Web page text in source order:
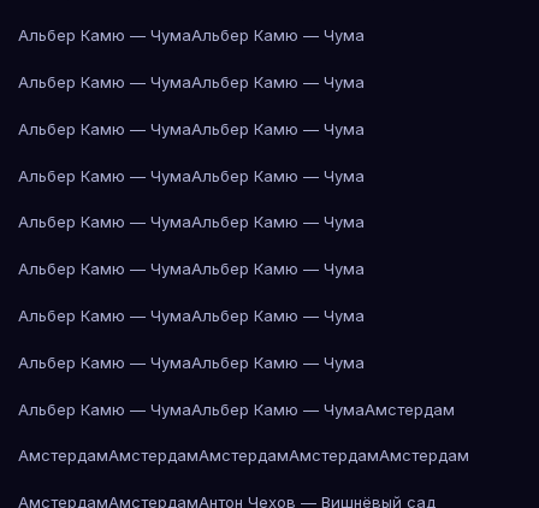
Альбер Камю — ЧумаАльбер Камю — Чума
Альбер Камю — ЧумаАльбер Камю — Чума
Альбер Камю — ЧумаАльбер Камю — Чума
Альбер Камю — ЧумаАльбер Камю — Чума
Альбер Камю — ЧумаАльбер Камю — Чума
Альбер Камю — ЧумаАльбер Камю — Чума
Альбер Камю — ЧумаАльбер Камю — Чума
Альбер Камю — ЧумаАльбер Камю — Чума
Альбер Камю — ЧумаАльбер Камю — ЧумаАмстердам
АмстердамАмстердамАмстердамАмстердамАмстердам
АмстердамАмстердамАнтон Чехов — Вишнёвый сад